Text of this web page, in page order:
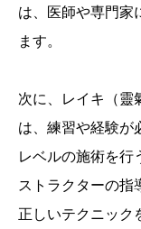
は、医師や専門家
ます。
次に、レイキ（靈
は、練習や経験が
レベルの施術を行
ストラクターの指
正しいテクニック